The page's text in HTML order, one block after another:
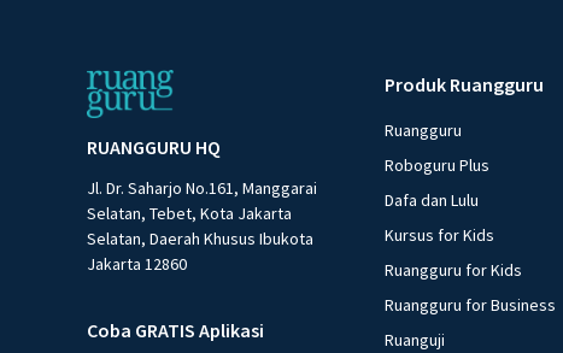
RUANGGURU HQ
Jl. Dr. Saharjo No.161, Manggarai
Selatan, Tebet, Kota Jakarta
Selatan, Daerah Khusus Ibukota
Jakarta 12860
Coba GRATIS Aplikasi
Produk Ruangguru
Ruangguru
Roboguru Plus
Dafa dan Lulu
Kursus for Kids
Ruangguru for Kids
Ruangguru for Business
Ruanguji